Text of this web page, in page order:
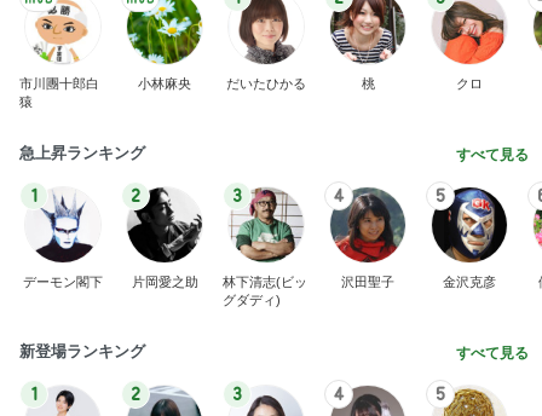
市川團十郎白
猿
小林麻央 だいたひかる 桃 クロ
急上昇ランキング すべて見る
1
デーモン閣下
2
片岡愛之助
3
林下清志(ビッ
グダディ)
4
沢田聖子
5
金沢克彦
新登場ランキング すべて見る
1 2 3 4 5